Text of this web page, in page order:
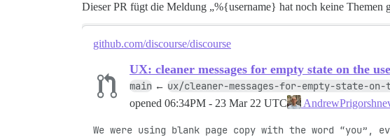
Dieser PR fügt die Meldung „%{username} hat noch keine Themen
github.com/discourse/discourse
UX: cleaner messages for empty state on the
main ← ux/cleaner-messages-for-empty-state-
opened 06:34PM - 23 Mar 22 UTC
We were using blank page copy with the word “you”,